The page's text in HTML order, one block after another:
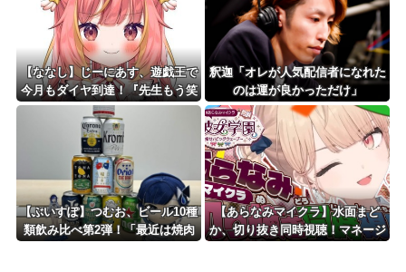
【ななし】じーにあす、遊戯王で
今月もダイヤ到達！『先生もう笑
うしかなくなっとりますやん』
『とんでもないバケモンを産み出
してしまった』
釈迦「オレが人気配信者になれた
のは運が良かっただけ」
【ぶいすぽ】つむお、ビール10種
類飲み比べ第2弾！「最近は焼肉
【あらなみマイクラ】水面まど
か、切り抜き同時視聴！マネージ